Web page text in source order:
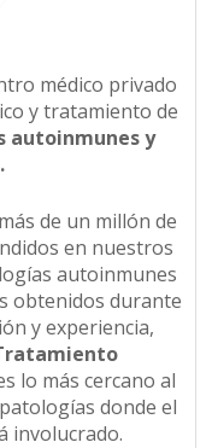
médico privado
y tratamiento de
autoinmunes y
de un millón de
en nuestros
autoinmunes
obtenidos durante
y experiencia,
lo más cercano al
donde el
involucrado.